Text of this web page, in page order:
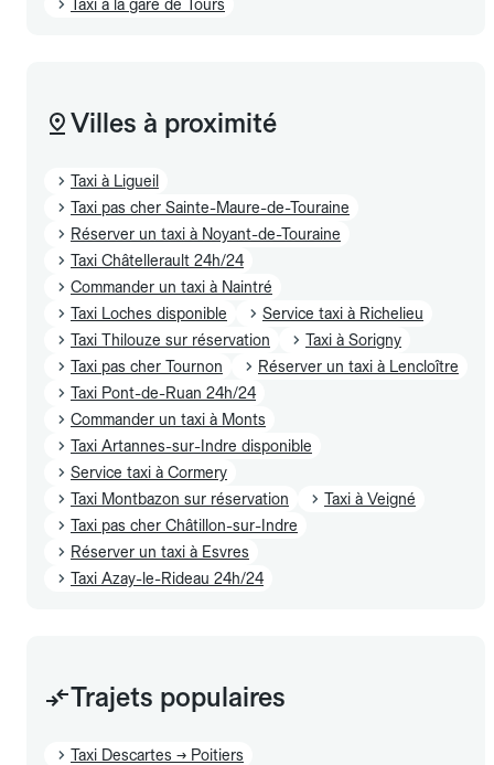
Taxi à la gare de Tours
Villes à proximité
Taxi à Ligueil
Taxi pas cher Sainte-Maure-de-Touraine
Réserver un taxi à Noyant-de-Touraine
Taxi Châtellerault 24h/24
Commander un taxi à Naintré
Taxi Loches disponible
Service taxi à Richelieu
Taxi Thilouze sur réservation
Taxi à Sorigny
Taxi pas cher Tournon
Réserver un taxi à Lencloître
Taxi Pont-de-Ruan 24h/24
Commander un taxi à Monts
Taxi Artannes-sur-Indre disponible
Service taxi à Cormery
Taxi Montbazon sur réservation
Taxi à Veigné
Taxi pas cher Châtillon-sur-Indre
Réserver un taxi à Esvres
Taxi Azay-le-Rideau 24h/24
Trajets populaires
Taxi Descartes → Poitiers